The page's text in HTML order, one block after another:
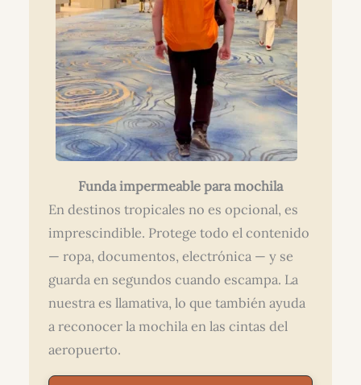
Funda impermeable para mochila
En destinos tropicales no es opcional, es
imprescindible. Protege todo el contenido
— ropa, documentos, electrónica — y se
guarda en segundos cuando escampa. La
nuestra es llamativa, lo que también ayuda
a reconocer la mochila en las cintas del
aeropuerto.